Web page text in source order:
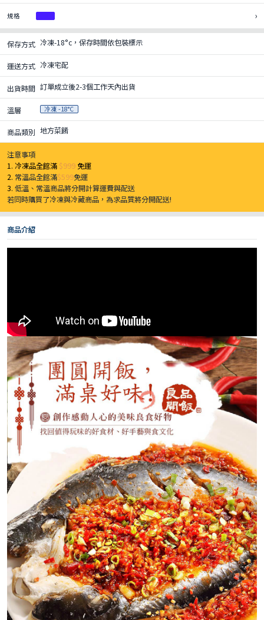
規格 ›
保存方式 冷凍-18°c，保存時間依包裝標示
運送方式 冷凍宅配
出貨時間 訂單成立後2-3個工作天內出貨
溫層 冷凍 -18°C
商品類別 地方菜餚
注意事項
1. 冷凍品全館滿 $999免運
2. 常溫品全館滿$599免運
3.低溫、常溫商品將分開計算運費與配送
若同時購買了冷凍與冷藏商品，為求品質將分開配送!
商品介紹